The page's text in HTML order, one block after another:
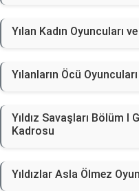
Yılan Kadın Oyuncuları
Yılanların Öcü
Yıldız Savaşları Bölüm I
Kadrosu
Yıldızlar Asla Ölmez